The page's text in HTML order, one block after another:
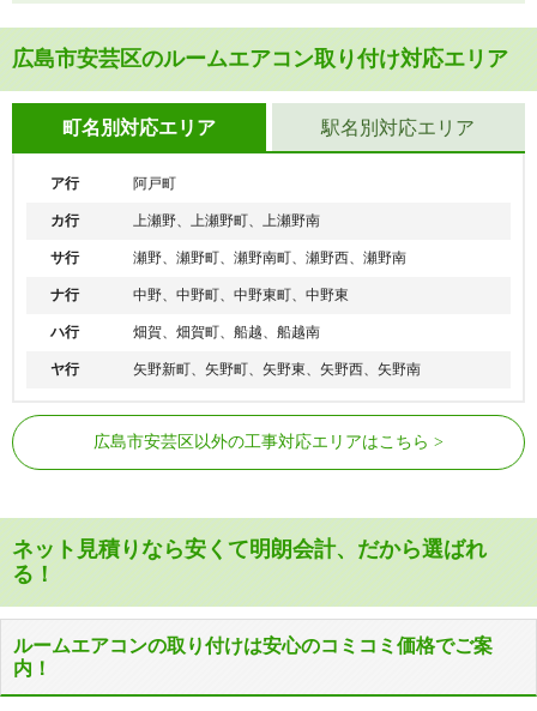
広島市安芸区のルームエアコン取り付け対応エリア
町名別対応エリア
ア行 阿戸町
カ行 上瀬野、上瀬野町、上瀬野南
サ行 瀬野、瀬野町、瀬野南町、瀬野西、瀬野南
ナ行 中野、中野町、中野東町、中野東
ハ行 畑賀、畑賀町、船越、船越南
ヤ行 矢野新町、矢野町、矢野東、矢野西、矢野南
駅名別対応エリア
JR山陽本線 瀬野駅、中野東駅、安芸中野駅
央駅
広島市安芸区以外の工事対応エリアはこちら
ネット見積りなら安くて明朗会計、だから選ばれ
る！
ルームエアコンの取り付けは安心のコミコミ価格でご案
内！